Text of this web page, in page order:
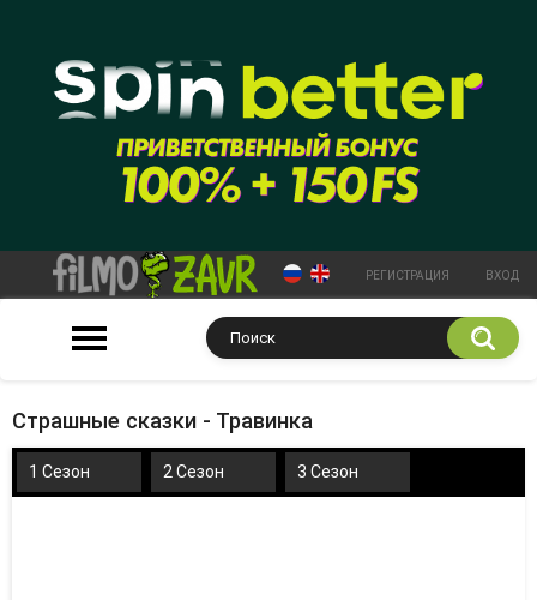
РЕГИСТРАЦИЯ ВХОД
Страшные сказки - Травинка
1 Сезон 2 Сезон 3 Сезон